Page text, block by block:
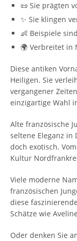
📜 Sie prägten
✨ Sie klingen
👶 Beispiele
🌍 Verbreitet in
Diese antiken
Heiligen. Sie
vergangener
einzigartige Wahl
Alte französische
seltene Eleganz in
doch exotisch.
Kultur
Viele moderne
französischen
diese
Schätze wie
Oder denken Sie